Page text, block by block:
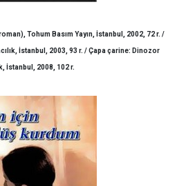
Tohum Basım Yayın, İstanbul, 2002, 72 r. /
İstanbul, 2003, 93 r. / Çapa çarine: Dinozor
İstanbul, 2008, 102 r.